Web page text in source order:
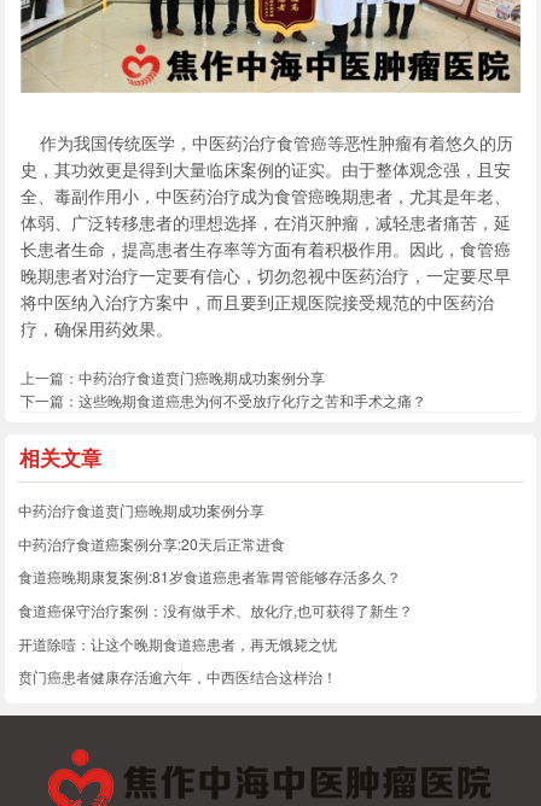
作为我国传统医学，中医药治疗食管癌等恶性肿瘤有着悠久的历
史，其功效更是得到大量临床案例的证实。由于整体观念强，且安
全、毒副作用小，中医药治疗成为食管癌晚期患者，尤其是年老、
体弱、广泛转移患者的理想选择，在消灭肿瘤，减轻患者痛苦，延
长患者生命，提高患者生存率等方面有着积极作用。因此，食管癌
晚期患者对治疗一定要有信心，切勿忽视中医药治疗，一定要尽早
将中医纳入治疗方案中，而且要到正规医院接受规范的中医药治
疗，确保用药效果。
上一篇：中药治疗食道贲门癌晚期成功案例分享
下一篇：这些晚期食道癌患为何不受放疗化疗之苦和手术之痛？
相关文章
中药治疗食道贲门癌晚期成功案例分享
中药治疗食道癌案例分享:20天后正常进食
食道癌晚期康复案例:81岁食道癌患者靠胃管能够存活多久？
食道癌保守治疗案例：没有做手术、放化疗,也可获得了新生？
开道除噎：让这个晚期食道癌患者，再无饿毙之忧
贲门癌患者健康存活逾六年，中西医结合这样治！